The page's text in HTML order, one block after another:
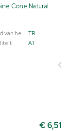
Cone Natural
TR
A1
€ 6,51